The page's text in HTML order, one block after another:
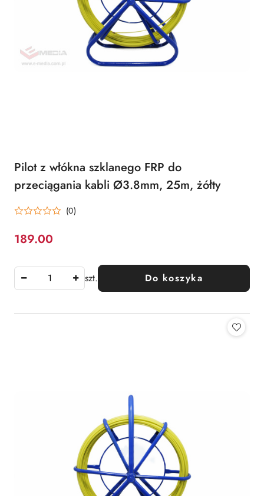
Pilot z włókna szklanego FRP do
przeciągania kabli Ø3.8mm, 25m, żółty
(0)
Cena:
189.00
szt. Do koszyka